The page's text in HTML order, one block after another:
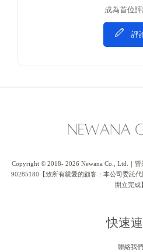
成為首位
評
Copyright © 2018- 2026 Newana Co., Ltd.｜
90285180【致所有親愛的顧客：本公司委託
開立完成】
快速
聯絡我們